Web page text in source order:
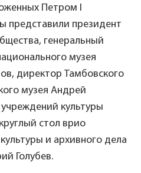
Петром I
представили президент
генеральный
музея
директор Тамбовского
музея Андрей
культуры
стол врио
и архивного дела
Голубев.